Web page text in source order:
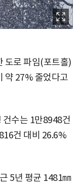
도로 파임(포트홀)
약 27% 줄었다고
수는 1만8948건
건 대비 26.6%
5년 평균 1481㎜